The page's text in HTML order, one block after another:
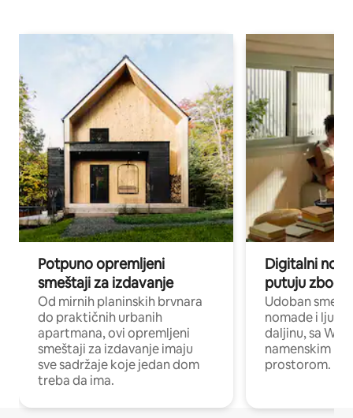
Potpuno opremljeni
smeštaji za izdavanje
Od mirnih planinskih brvnara
do praktičnih urbanih
apartmana, ovi opremljeni
smeštaji za izdavanje imaju
sve sadržaje koje jedan dom
treba da ima.
Digitalni
putuju zbog
Udoban
nomade i ljude
daljinu, sa Wi-
namenskim
prostorom.